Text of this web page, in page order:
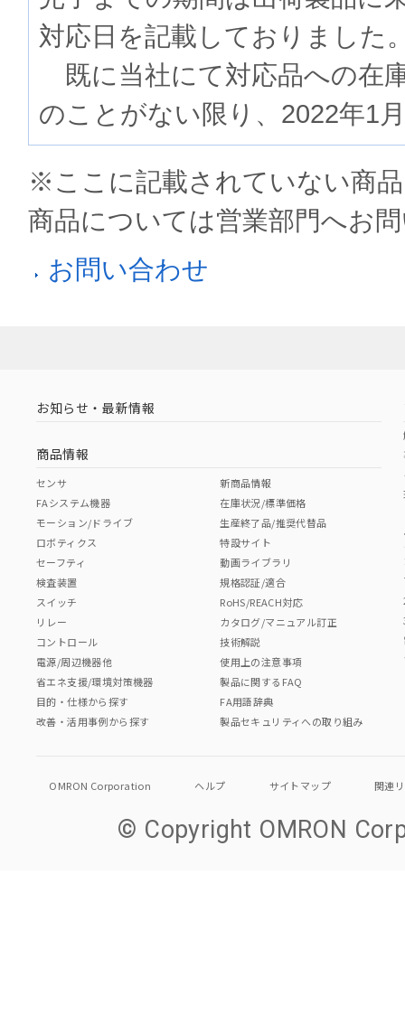
対応日を記載しておりました
既に当社にて対応品への在
のことがない限り、2022年1
※ここに記載されていない商
商品については営業部門へお
お問い合わせ
お知らせ・最新情報
商品情報
センサ
FAシステム機器
モーション/ドライブ
ロボティクス
セーフティ
検査装置
スイッチ
リレー
コントロール
電源/周辺機器他
省エネ支援/環境対策機器
目的・仕様から探す
改善・活用事例から探す
新商品情報
在庫状況/標準価格
生産終了品/推奨代替品
特設サイト
動画ライブラリ
規格認証/適合
RoHS/REACH対応
カタログ/マニュアル訂正
技術解説
使用上の注意事項
製品に関するFAQ
FA用語辞典
製品セキュリティへの取り組み
OMRON Corporation ヘルプ サイトマップ 関連
© Copyright OMRON